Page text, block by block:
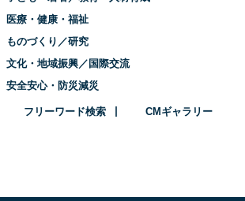
医療・健康・福祉
ものづくり／研究
文化・地域振興／国際交流
安全安心・防災減災
フリーワード検索 CMギャラリー